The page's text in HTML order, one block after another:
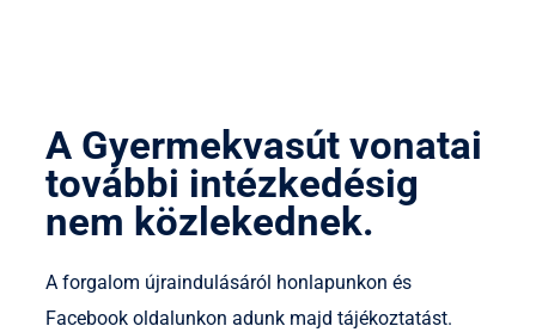
A Gyermekvasút vonatai
további intézkedésig
nem közlekednek.
A forgalom újraindulásáról honlapunkon és
Facebook oldalunkon adunk majd tájékoztatást.